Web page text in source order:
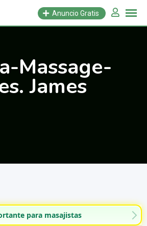
Anuncio Gratis
Massage-
James
para masajistas